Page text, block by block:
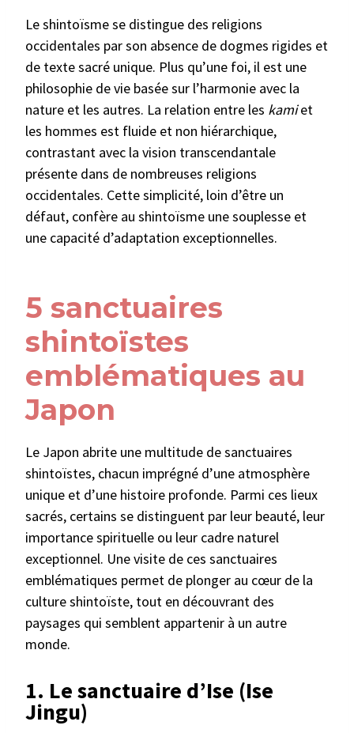
Le shintoïsme se distingue des religions
occidentales par son absence de dogmes rigides et
de texte sacré unique. Plus qu’une foi, il est une
philosophie de vie basée sur l’harmonie avec la
nature et les autres. La relation entre les kamiet
les hommes est fluide et non hiérarchique,
contrastant avec la vision transcendantale
présente dans de nombreuses religions
occidentales. Cette simplicité, loin d’être un
défaut, confère au shintoïsme une souplesse et
une capacité d’adaptation exceptionnelles.
5 sanctuaires
shintoïstes
emblématiques au
Japon
Le Japon abrite une multitude de sanctuaires
shintoïstes, chacun imprégné d’une atmosphère
unique et d’une histoire profonde. Parmi ces lieux
sacrés, certains se distinguent par leur beauté, leur
importance spirituelle ou leur cadre naturel
exceptionnel. Une visite de ces sanctuaires
emblématiques permet de plonger au cœur de la
culture shintoïste, tout en découvrant des
paysages qui semblent appartenir à un autre
monde.
1. Le sanctuaire d’Ise (Ise
Jingu)